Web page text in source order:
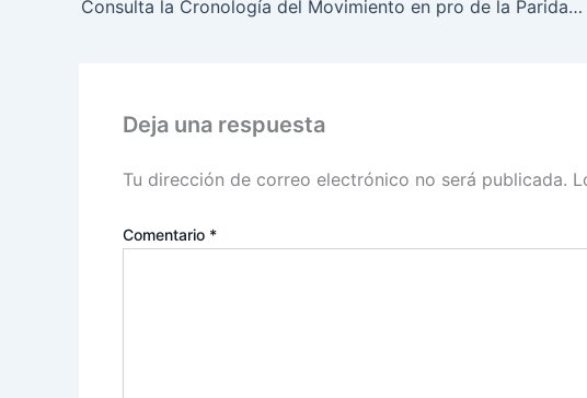
Consulta la Cronología del Movimiento en pro de la Paridad de Género
Deja una respuesta
Tu dirección de correo electrónico no será publicada.
Comentario *